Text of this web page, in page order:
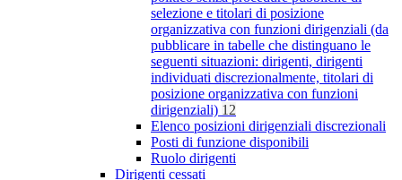
selezione e titolari di posizione
organizzativa con funzioni dirigenziali (da
pubblicare in tabelle che distinguano le
seguenti situazioni: dirigenti, dirigenti
individuati discrezionalmente, titolari di
posizione organizzativa con funzioni
dirigenziali) 12
Elenco posizioni dirigenziali discrezionali
Posti di funzione disponibili
Ruolo dirigenti
Dirigenti cessati